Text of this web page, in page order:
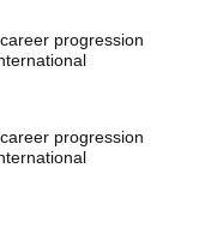
progression
progression